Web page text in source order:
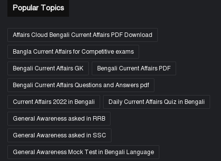
Popular Topics
Affairs Cloud Bengali Current Affairs PDF Download
Bangla Current Affairs for Competitive exams
Bengali Current Affairs GK Bengali Current Affairs PDF
Bengali Current Affairs Questions and Answers pdf
Current Affairs 2022 in Bengali Daily Current Affairs Quiz in Bengali
General Awareness asked in RRB
General Awareness asked in SSC
General Awareness Mock Test in Bengali Language